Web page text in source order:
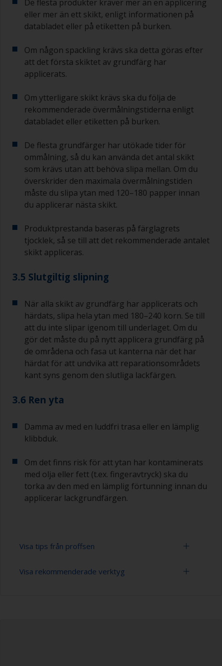
De flesta produkter kräver mer än en applicering
eller mer än ett skikt, enligt informationen på
databladet eller på etiketten på burken.
Om någon spackling krävs ska detta göras efter
att det första skiktet av grundfärg har
applicerats.
Om ytterligare skikt krävs ska du följa de
rekommenderade övermålningstiderna enligt
databladet eller etiketten på burken.
De flesta grundfärger har utökade tider för
ommålning, så du kan använda det antal skikt
som krävs utan att behöva slipa mellan. Om du
överskrider den maximala övermålningstiden
måste du slipa ytan med 120–180 papper innan
du applicerar nästa skikt.
Produktprestanda baseras på färglagrets
tjocklek, så se till att det rekommenderade antalet
skikt appliceras.
3.5 Slutgiltig slipning
När alla skikt av grundfärg har applicerats och
härdats, slipa hela ytan med 180–240 korn. Se till
att du inte slipar igenom till underlaget. Om du
gör det måste du på nytt applicera grundfärg på
de områdena och fasa ut kanterna när det har
härdat för att undvika att reparationsområdets
kant syns genom den slutliga lackfärgen.
3.6 Ren yta
Damma av med en luddfri trasa eller en lämplig
klibbduk.
Om det finns risk för att ytan har kontaminerats
med olja eller fett (t.ex. fingeravtryck) ska du
torka av den med en lämplig förtunning innan du
applicerar lackgrundfärgen.
Visa tips från proffsen
Arbeta med en roller:
Visa rekommenderade verktyg